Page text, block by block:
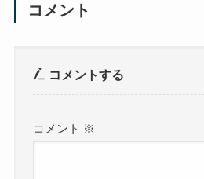
コメント
コメントする
コメント ※